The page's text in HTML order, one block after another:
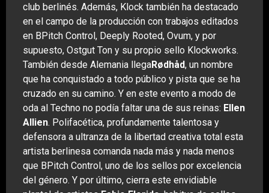
club berlinés. Además, Klock también ha destacado
en el campo de la producción con trabajos editados
en BPitch Control, Deeply Rooted, Ovum, y por
supuesto, Ostgut Ton y su propio sello Klockworks.
También desde Alemania llegaRødhåd, un nombre
que ha conquistado a todo público y pista que se ha
cruzado en su camino. Y en este evento a modo de
oda al Techno no podía faltar una de sus reinas: Ellen
Allien. Polifacética, profundamente talentosa y
defensora a ultranza de la libertad creativa total esta
artista berlinesa comanda nada más y nada menos
que BPitch Control, uno de los sellos por excelencia
del género. Y por último, cierra este envidiable